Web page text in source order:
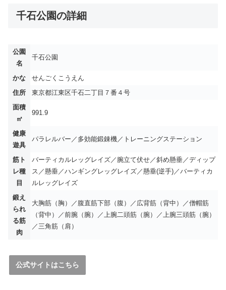
千石公園の詳細
公園
名
千石公園
かな
せんごくこうえん
住所
東京都江東区千石二丁目７番４号
面積
㎡
991.9
健康
遊具
パラレルバー／多効能鍛錬機／トレーニングステーション
筋ト
レ種
目
バーティカルレッグレイズ／腕立て伏せ／斜め懸垂／ディップ
ス／懸垂／ハンギングレッグレイズ／懸垂(逆手)／バーティカ
ルレッグレイズ
鍛え
られ
る筋
肉
大胸筋（胸）／腹直筋下部（腹）／広背筋（背中）／僧帽筋
（背中）／前腕（腕）／上腕二頭筋（腕）／上腕三頭筋（腕）
／三角筋（肩）
公式サイトはこちら